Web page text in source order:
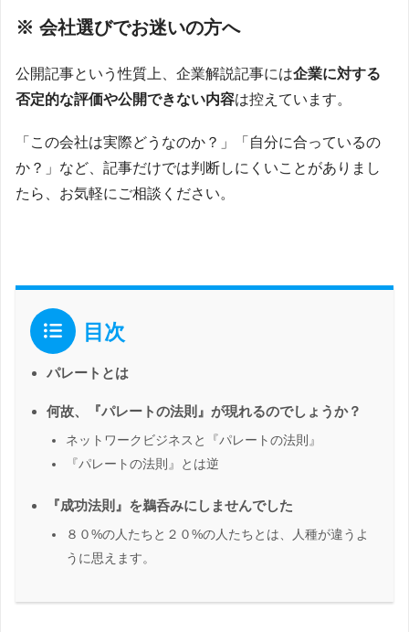
※ 会社選びでお迷いの方へ
公開記事という性質上、企業解説記事には企業に対する
否定的な評価や公開できない内容は控えています。
「この会社は実際どうなのか？」「自分に合っているの
か？」など、記事だけでは判断しにくいことがありまし
たら、お気軽にご相談ください。
目次
パレートとは
何故、『パレートの法則』が現れるのでしょうか？
ネットワークビジネスと『パレートの法則』
『パレートの法則』とは逆
『成功法則』を鵜呑みにしませんでした
８０%の人たちと２０%の人たちとは、人種が違うよ
うに思えます。